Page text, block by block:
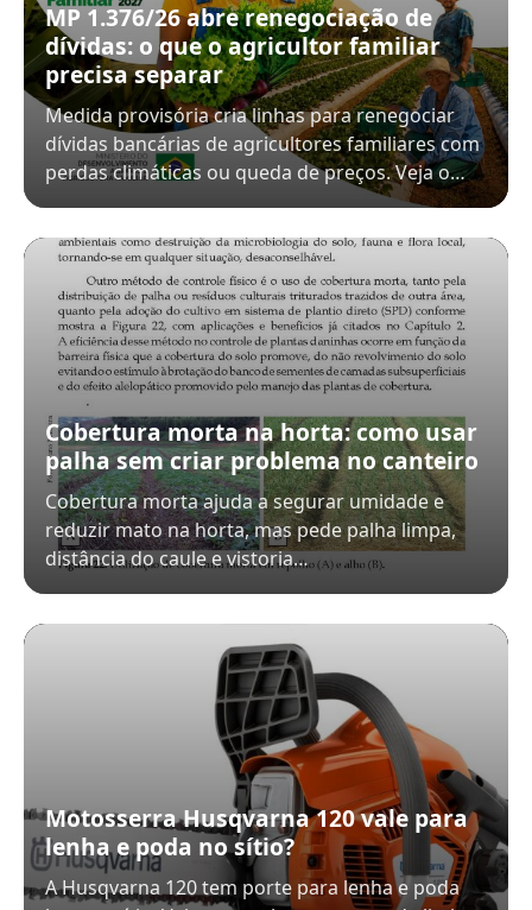
MP 1.376/26 abre renegociação de
dívidas: o que o agricultor familiar
precisa separar
Medida provisória cria linhas para renegociar
dívidas bancárias de agricultores familiares com
perdas climáticas ou queda de preços. Veja o…
Cobertura morta na horta: como usar
palha sem criar problema no canteiro
Cobertura morta ajuda a segurar umidade e
reduzir mato na horta, mas pede palha limpa,
distância do caule e vistoria…
Motosserra Husqvarna 120 vale para
lenha e poda no sítio?
A Husqvarna 120 tem porte para lenha e poda